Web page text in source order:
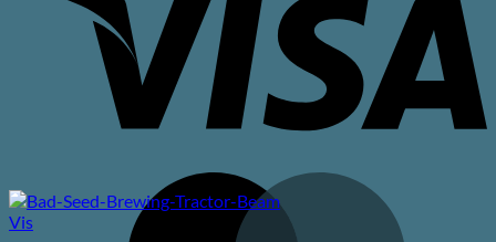
Vis